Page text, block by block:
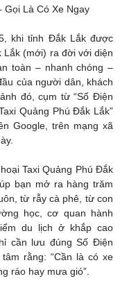
Gọi Là Có Xe Ngay
khi tỉnh Đắk Lắk được
Lắk (mới) ra đời với diện
toàn – nhanh chóng –
của người dân, khách
đó, cụm từ “Số Điện
Quảng Phú Đắk Lắk”
Google, trên mạng xã
Taxi Quảng Phú Đắk
bạn mở ra hàng trăm
từ rẫy cà phê, từ con
học, cơ quan hành
du lịch ở khắp cao
cần lưu đúng Số Điện
rằng: “Cần là có xe
ráo hay mưa gió”.